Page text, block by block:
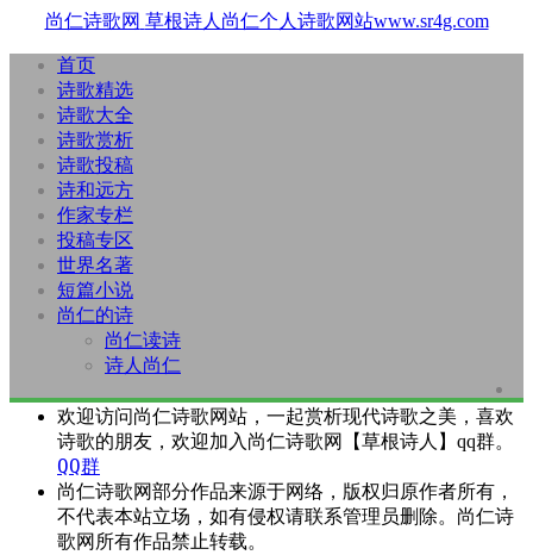
尚仁诗歌网 草根诗人尚仁个人诗歌网站www.sr4g.com
首页
诗歌精选
诗歌大全
诗歌赏析
诗歌投稿
诗和远方
作家专栏
投稿专区
世界名著
短篇小说
尚仁的诗
尚仁读诗
诗人尚仁
欢迎访问尚仁诗歌网站，一起赏析现代诗歌之美，喜欢
诗歌的朋友，欢迎加入尚仁诗歌网【草根诗人】qq群。
QQ群
尚仁诗歌网部分作品来源于网络，版权归原作者所有，
不代表本站立场，如有侵权请联系管理员删除。尚仁诗
歌网所有作品禁止转载。